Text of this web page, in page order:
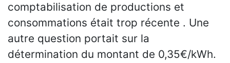
comptabilisation de productions et
consommations était trop récente . Une
autre question portait sur la
détermination du montant de 0,35€/kWh.